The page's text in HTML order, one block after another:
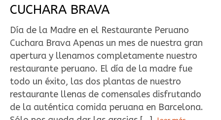
CUCHARA BRAVA
Día de la Madre en el Restaurante Peruano
Cuchara Brava Apenas un mes de nuestra gran
apertura y llenamos completamente nuestro
restaurante peruano. El día de la madre fue
todo un éxito, las dos plantas de nuestro
restaurante llenas de comensales disfrutando
de la auténtica comida peruana en Barcelona.